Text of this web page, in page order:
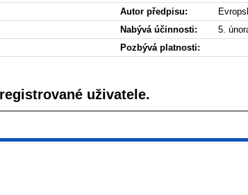
Autor předpisu:
Nabývá účinnosti:
5.
Pozbývá platnosti:
uživatele.